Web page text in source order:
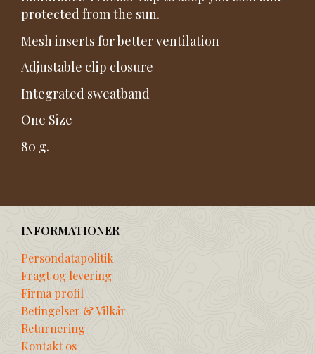
protected from the sun.
Mesh inserts for better ventilation
Adjustable clip closure
Integrated sweatband
One Size
80 g.
INFORMATIONER
Persondatapolitik
Fragt og levering
Firma profil
Betingelser & Vilkår
Returnering
Kontakt os